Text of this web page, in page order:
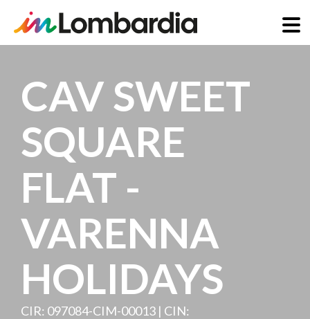
InhaltCAV SWEET
SQUARE
FLAT -
VARENNA
HOLIDAYS
CIR: 097084-CIM-00013 | CIN: